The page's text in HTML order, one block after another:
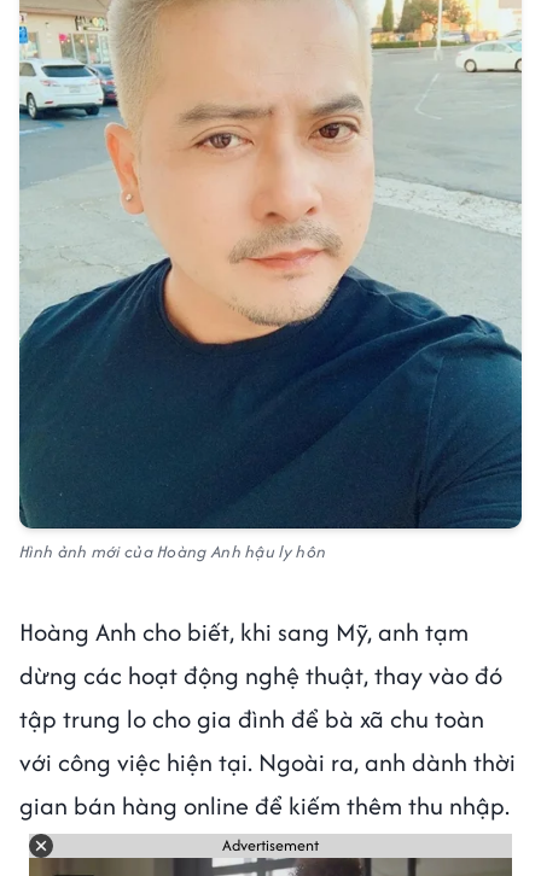
Hình ảnh mới của Hoàng Anh hậu ly hôn
Hoàng Anh cho biết, khi sang Mỹ, anh tạm
dừng các hoạt động nghệ thuật, thay vào đó
tập trung lo cho gia đình để bà xã chu toàn
với công việc hiện tại. Ngoài ra, anh dành thời
gian bán hàng online để kiếm thêm thu nhập.
Advertisement